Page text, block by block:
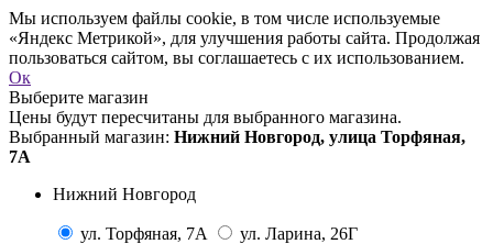
Мы используем файлы cookie, в том числе используемые
«Яндекс Метрикой», для улучшения работы сайта. Продолжая
пользоваться сайтом, вы соглашаетесь с их использованием.
Ок
Выберите магазин
Цены будут пересчитаны для выбранного магазина.
Выбранный магазин: Нижний Новгород, улица Торфяная,
7А
Нижний Новгород
ул. Торфяная, 7А
ул. Ларина, 26Г